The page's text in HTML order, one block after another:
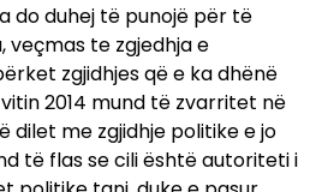
do duhej të punojë për të
veçmas te zgjedhja e
zgjidhjes që e ka dhënë
2014 mund të zvarritet në
dilet me zgjidhje politike e jo
të flas se cili është autoriteti i